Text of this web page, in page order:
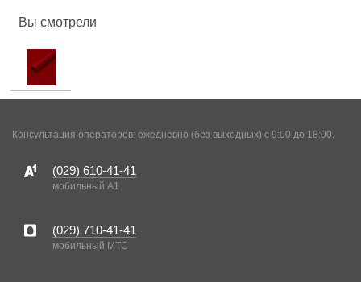
Вы смотрели
Консультация операторов: ежедневно (без выходных) с 9:00 до 18:00.
(029) 610-41-41
мобильный A1
(029) 710-41-41
мобильный MTC